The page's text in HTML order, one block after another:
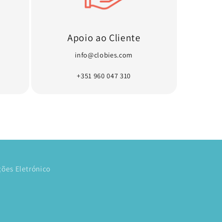
Apoio ao Cliente
info@clobies.com
+351 960 047 310
Eletrónico